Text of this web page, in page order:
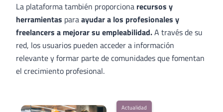
La plataforma también proporciona recursos y
herramientas paraayudar a los profesionales y
freelancers a mejorar su empleabilidad.A través de su
red, los usuarios pueden acceder a información
relevante y formar parte de comunidades que fomentan
el crecimiento profesional.
Actualidad